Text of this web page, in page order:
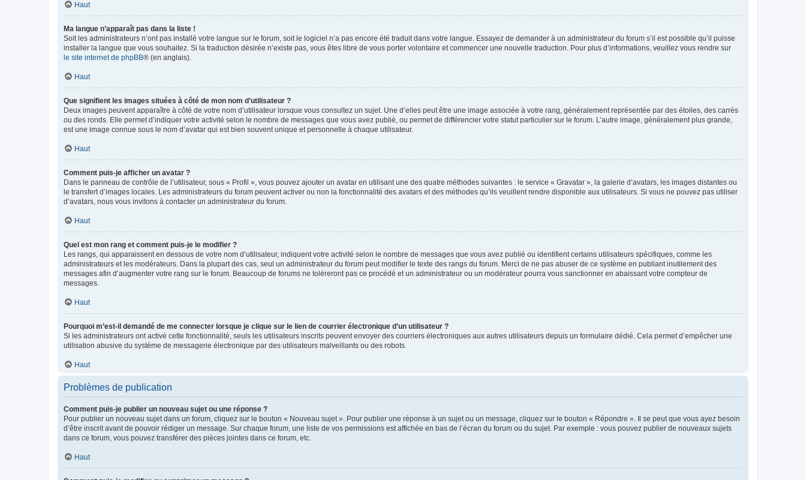
Haut
Ma langue n’apparaît pas dans la liste !
Soit les administrateurs n’ont pas installé votre langue sur le forum, soit le logiciel n’a pas encore été traduit dans votre langue. Essayez de demander à un administrateur du forum s’il est possible qu’il puisse
installer la langue que vous souhaitez. Si la traduction désirée n’existe pas, vous êtes libre de vous porter volontaire et commencer une nouvelle traduction. Pour plus d’informations, veuillez vous rendre sur
le site internet de phpBB® (en anglais).
Haut
Que signifient les images situées à côté de mon nom d’utilisateur ?
Deux images peuvent apparaître à côté de votre nom d’utilisateur lorsque vous consultez un sujet. Une d’elles peut être une image associée à votre rang, généralement représentée par des étoiles, des carrés
ou des ronds. Elle permet d’indiquer votre activité selon le nombre de messages que vous avez publié, ou permet de différencier votre statut particulier sur le forum. L’autre image, généralement plus grande,
est une image connue sous le nom d’avatar qui est bien souvent unique et personnelle à chaque utilisateur.
Haut
Comment puis-je afficher un avatar ?
Dans le panneau de contrôle de l’utilisateur, sous « Profil », vous pouvez ajouter un avatar en utilisant une des quatre méthodes suivantes : le service « Gravatar », la galerie d’avatars, les images distantes ou
le transfert d’images locales. Les administrateurs du forum peuvent activer ou non la fonctionnalité des avatars et des méthodes qu’ils veuillent rendre disponible aux utilisateurs. Si vous ne pouvez pas utiliser
d’avatars, nous vous invitons à contacter un administrateur du forum.
Haut
Quel est mon rang et comment puis-je le modifier ?
Les rangs, qui apparaissent en dessous de votre nom d’utilisateur, indiquent votre activité selon le nombre de messages que vous avez publié ou identifient certains utilisateurs spécifiques, comme les
administrateurs et les modérateurs. Dans la plupart des cas, seul un administrateur du forum peut modifier le texte des rangs du forum. Merci de ne pas abuser de ce système en publiant inutilement des
messages afin d’augmenter votre rang sur le forum. Beaucoup de forums ne toléreront pas ce procédé et un administrateur ou un modérateur pourra vous sanctionner en abaissant votre compteur de
messages.
Haut
Pourquoi m’est-il demandé de me connecter lorsque je clique sur le lien de courrier électronique d’un utilisateur ?
Si les administrateurs ont activé cette fonctionnalité, seuls les utilisateurs inscrits peuvent envoyer des courriers électroniques aux autres utilisateurs depuis un formulaire dédié. Cela permet d’empêcher une
utilisation abusive du système de messagerie électronique par des utilisateurs malveillants ou des robots.
Haut
Problèmes de publication
Comment puis-je publier un nouveau sujet ou une réponse ?
Pour publier un nouveau sujet dans un forum, cliquez sur le bouton « Nouveau sujet ». Pour publier une réponse à un sujet ou un message, cliquez sur le bouton « Répondre ». Il se peut que vous ayez besoin
d’être inscrit avant de pouvoir rédiger un message. Sur chaque forum, une liste de vos permissions est affichée en bas de l’écran du forum ou du sujet. Par exemple : vous pouvez publier de nouveaux sujets
dans ce forum, vous pouvez transférer des pièces jointes dans ce forum, etc.
Haut